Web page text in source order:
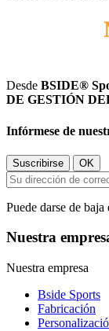
Desde BSIDE®
DE GESTIÓN
Infórmese de
Puede darse de
Nuestra
Nuestra empresa
Bside Sports
Fabricación